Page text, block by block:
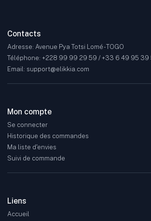
Contacts
Adresse: Avenue Pya Totsi Lomé - TOGO
Téléphone: +228 99 99 29 59 / +33 6 49 95 39
Email: support@elikkia.com
Mon compte
Se connecter
Historique des commandes
Ma liste d'envies
Suivi de commande
Liens
Accueil